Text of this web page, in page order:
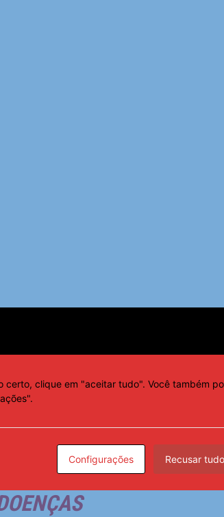
eventos cardiológicos tem
Renato Kfouri, em entrevista
ÚNICO FATOR
certo, clique em "aceitar tudo". Você também
Configurações Recusar tudo